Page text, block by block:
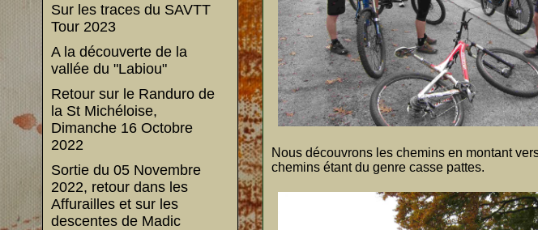
Sur les traces du SAVTT
Tour 2023
A la découverte de la
vallée du "Labiou"
Retour sur le Randuro de
la St Michéloise,
Dimanche 16 Octobre
2022
Sortie du 05 Novembre
2022, retour dans les
Affurailles et sur les
descentes de Madic
Nous découvrons les chemins en montant
chemins étant du genre casse pattes.